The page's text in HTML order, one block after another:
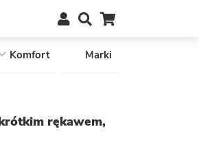
Komfort Marki
rękawem,